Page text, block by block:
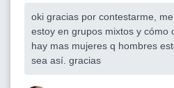
oki gracias por contestarme,
estoy en grupos mixtos y cómo
hay mas mujeres q hombres
sea así. gracias